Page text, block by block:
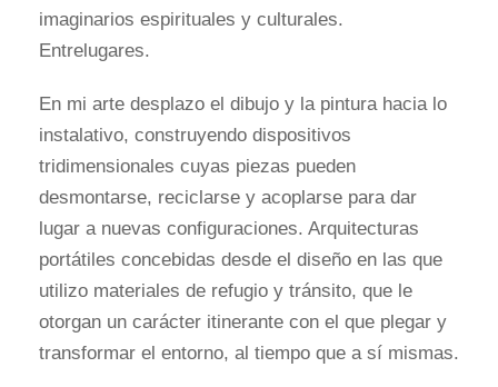
imaginarios espirituales y culturales.
Entrelugares.
En mi arte desplazo el dibujo y la pintura hacia lo
instalativo, construyendo dispositivos
tridimensionales cuyas piezas pueden
desmontarse, reciclarse y acoplarse para dar
lugar a nuevas configuraciones. Arquitecturas
portátiles concebidas desde el diseño en las que
utilizo materiales de refugio y tránsito, que le
otorgan un carácter itinerante con el que plegar y
transformar el entorno, al tiempo que a sí mismas.